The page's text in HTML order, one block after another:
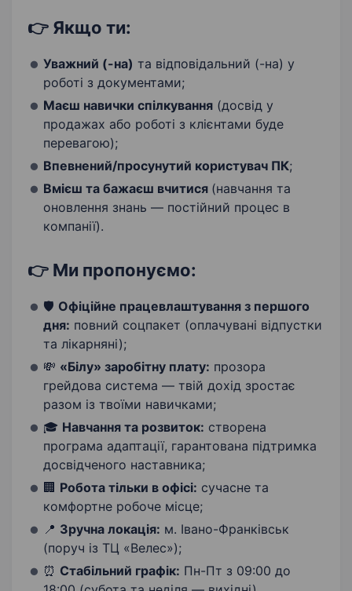
👉 Якщо ти:
Уважний (-на) та відповідальний (-на) у
роботі з документами;
Маєш навички спілкування (досвід у
продажах або роботі з клієнтами буде
перевагою);
Впевнений/просунутий користувач ПК;
Вмієш та бажаєш вчитися (навчання та
оновлення знань — постійний процес в
компанії).
👉 Ми пропонуємо:
🛡️ Офіційне працевлаштування з першого
дня: повний соцпакет (оплачувані відпустки
та лікарняні);
💸 «Білу» заробітну плату: прозора
грейдова система — твій дохід зростає
разом із твоїми навичками;
🎓 Навчання та розвиток: створена
програма адаптації, гарантована підтримка
досвідченого наставника;
🏢 Робота тільки в офісі: сучасне та
комфортне робоче місце;
📍 Зручна локація: м. Івано-Франківськ
(поруч із ТЦ «Велес»);
⏰ Стабільний графік: Пн-Пт з 09:00 до